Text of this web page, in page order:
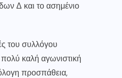
Δ και το ασημένιο
του συλλόγου
καλή αγωνιστική
προσπάθεια,